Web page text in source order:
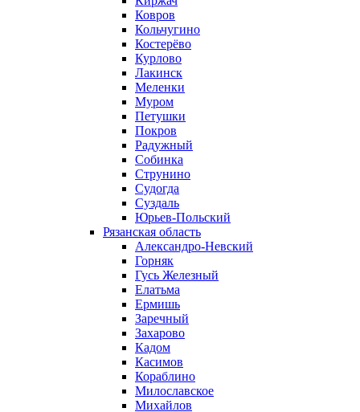
Ковров
Кольчугино
Костерёво
Курлово
Лакинск
Меленки
Муром
Петушки
Покров
Радужный
Собинка
Струнино
Судогда
Суздаль
Юрьев-Польский
Рязанская область
Александро-Невский
Горняк
Гусь Железный
Елатьма
Ермишь
Заречный
Захарово
Кадом
Касимов
Кораблино
Милославское
Михайлов